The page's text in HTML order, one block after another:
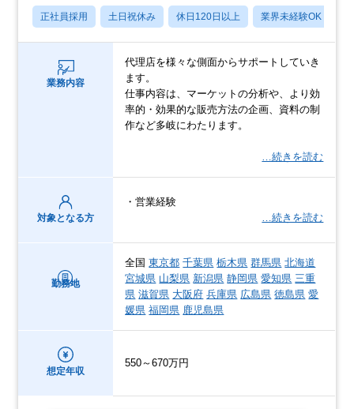
正社員採用 土日祝休み 休日120日以上 業界未経験OK
業務内容
代理店を様々な側面からサポートしていき
ます。
仕事内容は、マーケットの分析や、より効
率的・効果的な販売方法の企画、資料の制
作など多岐にわたります。
…続きを読む
対象となる方
・営業経験
…続きを読む
勤務地
全国東京都 千葉県 栃木県 群馬県 北海道
宮城県 山梨県 新潟県 静岡県 愛知県 三重
県 滋賀県 大阪府 兵庫県 広島県 徳島県 愛
媛県 福岡県 鹿児島県
想定年収
550～670万円